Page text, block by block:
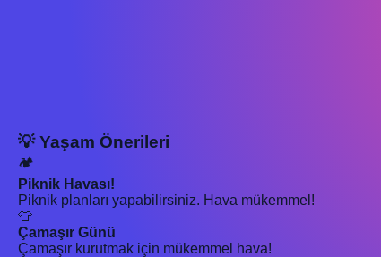
💡 Yaşam Önerileri
🏕️
Piknik Havası!
Piknik planları yapabilirsiniz. Hava mükemmel!
👕
Çamaşır Günü
Çamaşır kurutmak için mükemmel hava!